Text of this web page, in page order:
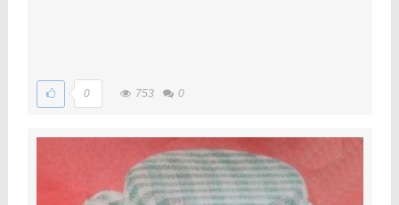
0 753 0